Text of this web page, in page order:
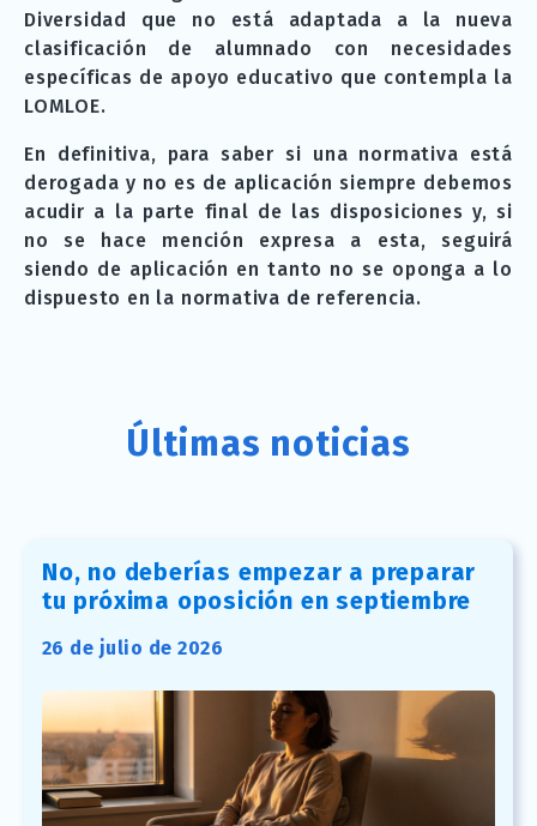
Diversidad que no está adaptada a la nueva
clasificación de alumnado con necesidades
específicas de apoyo educativo que contempla la
LOMLOE.
En definitiva, para saber si una normativa está
derogada y no es de aplicación siempre debemos
acudir a la parte final de las disposiciones y, si
no se hace mención expresa a esta, seguirá
siendo de aplicación en tanto no se oponga a lo
dispuesto en la normativa de referencia.
Últimas noticias
No, no deberías empezar a preparar
tu próxima oposición en septiembre
26 de julio de 2026